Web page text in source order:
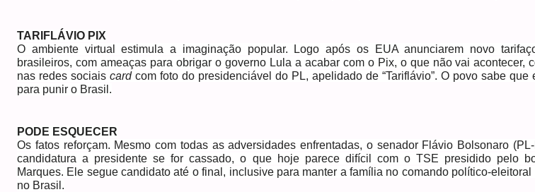
TARIFLÁVIO PIX
O ambiente virtual estimula a imaginação popular. Logo após os EUA anunciarem novo
brasileiros, com ameaças para obrigar o governo Lula a acabar com o Pix, o que não vai acontecer,
nas redes sociaiscardcom foto do presidenciável do PL, apelidado de “Tariflávio”. O povo sabe que
para punir o Brasil.
PODE ESQUECER
Os fatos reforçam. Mesmo com todas as adversidades enfrentadas, o senador Flávio Bolsonaro
candidatura a presidente se for cassado, o que hoje parece difícil com o TSE presidido pelo
Marques. Ele segue candidato até o final, inclusive para manter a família no comando político-eleitoral
no Brasil.